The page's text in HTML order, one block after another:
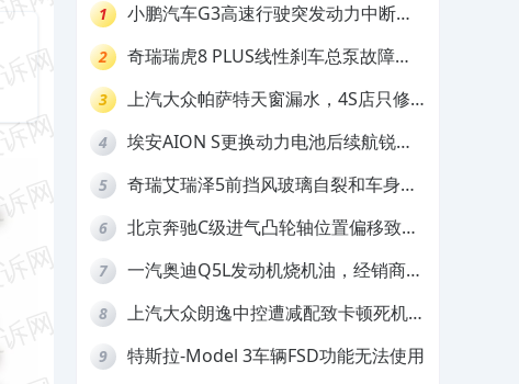
1
小鹏汽车G3高速行驶突发动力中断，
2
奇瑞瑞虎8 PLUS线性刹车总泵故障，
3
上汽大众帕萨特天窗漏水，4S店只修
4
埃安AION S更换动力电池后续航锐
5
奇瑞艾瑞泽5前挡风玻璃自裂和车身多
6
北京奔驰C级进气凸轮轴位置偏移致发
7
一汽奥迪Q5L发动机烧机油，经销商推
8
上汽大众朗逸中控遭减配致卡顿死机，
9 特斯拉-Model 3车辆FSD功能无法使用